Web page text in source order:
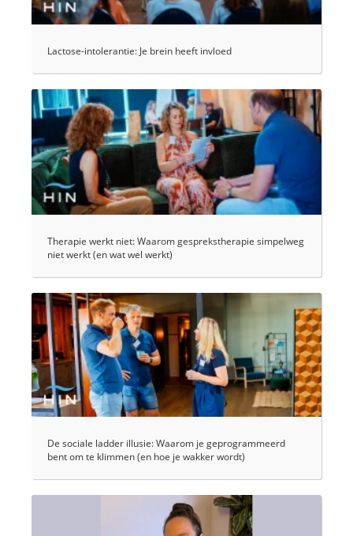
Lactose-intolerantie: Je brein heeft invloed
Therapie werkt niet: Waarom gesprekstherapie simpelweg
niet werkt (en wat wel werkt)
De sociale ladder illusie: Waarom je geprogrammeerd
bent om te klimmen (en hoe je wakker wordt)